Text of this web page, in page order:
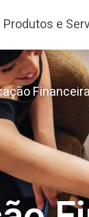
Produtos e